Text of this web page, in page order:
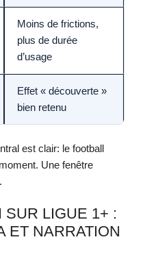
Moins de frictions,
plus de durée
d’usage
Effet « découverte »
bien retenu
est clair: le football
Une fenêtre
SUR LIGUE 1+ :
ET NARRATION